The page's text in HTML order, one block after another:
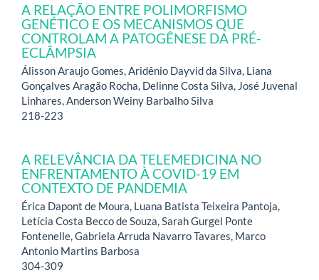
A RELAÇÃO ENTRE POLIMORFISMO
GENÉTICO E OS MECANISMOS QUE
CONTROLAM A PATOGÊNESE DA PRÉ-
ECLÂMPSIA
Álisson Araujo Gomes, Aridênio Dayvid da Silva, Liana
Gonçalves Aragão Rocha, Delinne Costa Silva, José Juvenal
Linhares, Anderson Weiny Barbalho Silva
218-223
A RELEVÂNCIA DA TELEMEDICINA NO
ENFRENTAMENTO À COVID-19 EM
CONTEXTO DE PANDEMIA
Érica Dapont de Moura, Luana Batista Teixeira Pantoja,
Letícia Costa Becco de Souza, Sarah Gurgel Ponte
Fontenelle, Gabriela Arruda Navarro Tavares, Marco
Antonio Martins Barbosa
304-309